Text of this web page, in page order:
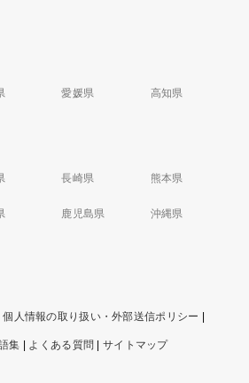
愛媛県 高知県
長崎県 熊本県
鹿児島県 沖縄県
人情報の取り扱い・外部送信ポリシー |
集 | よくある質問 | サイトマップ